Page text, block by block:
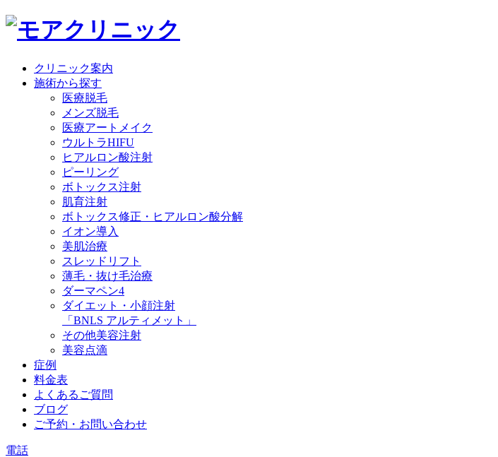
クリニック案内
施術から探す
医療脱毛
メンズ脱毛
医療アートメイク
ウルトラHIFU
ヒアルロン酸注射
ピーリング
ボトックス注射
肌育注射
ボトックス修正・ヒアルロン酸分解
イオン導入
美肌治療
スレッドリフト
薄毛・抜け毛治療
ダーマペン4
ダイエット・小顔注射
「BNLS アルティメット」
その他美容注射
美容点滴
症例
料金表
よくあるご質問
ブログ
ご予約・お問い合わせ
電話